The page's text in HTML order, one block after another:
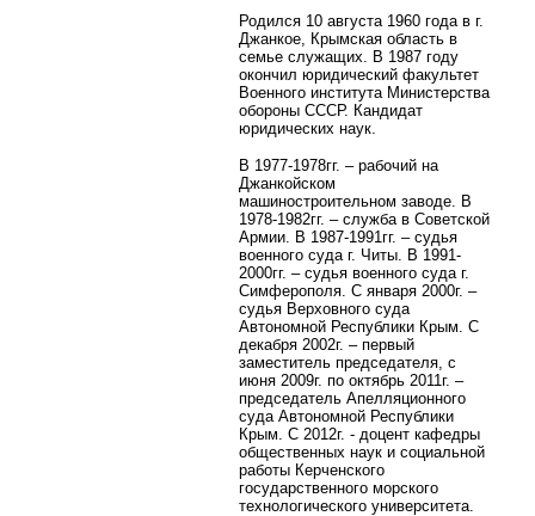
Родился 10 августа 1960 года в г.
Джанкое, Крымская область в
семье служащих. В 1987 году
окончил юридический факультет
Военного института Министерства
обороны СССР. Кандидат
юридических наук.
В 1977-1978гг. – рабочий на
Джанкойском
машиностроительном заводе. В
1978-1982гг. – служба в Советской
Армии. В 1987-1991гг. – судья
военного суда г. Читы. В 1991-
2000гг. – судья военного суда г.
Симферополя. С января 2000г. –
судья Верховного суда
Автономной Республики Крым. С
декабря 2002г. – первый
заместитель председателя, с
июня 2009г. по октябрь 2011г. –
председатель Апелляционного
суда Автономной Республики
Крым. С 2012г. - доцент кафедры
общественных наук и социальной
работы Керченского
государственного морского
технологического университета.